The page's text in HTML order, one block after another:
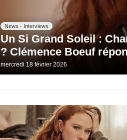
News - Interviews
Un Si Grand Soleil :
? Clémence Boeuf
mercredi 18 février 2026